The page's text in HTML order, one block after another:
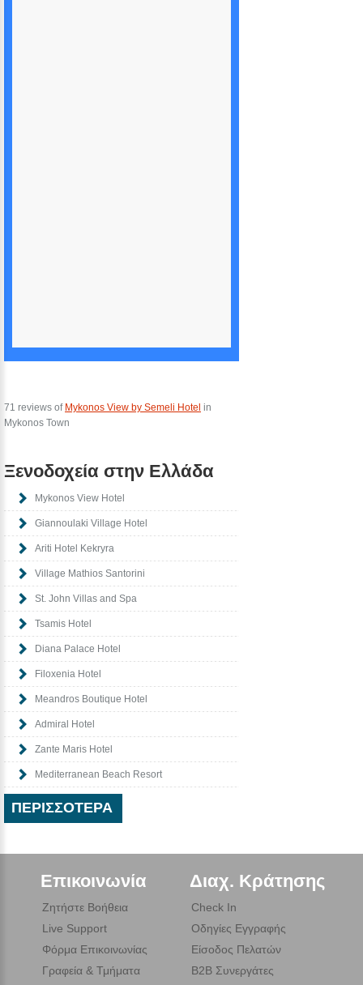
71 reviews of Mykonos View by Semeli Hotel in
Mykonos Town
Ξενοδοχεία στην Ελλάδα
Mykonos View Hotel
Giannoulaki Village Hotel
Ariti Hotel Kekryra
Village Mathios Santorini
St. John Villas and Spa
Tsamis Hotel
Diana Palace Hotel
Filoxenia Hotel
Meandros Boutique Hotel
Admiral Hotel
Zante Maris Hotel
Mediterranean Beach Resort
ΠΕΡΙΣΣΌΤΕΡΑ
Επικοινωνία
Ζητήστε Βοήθεια
Live Support
Φόρμα Επικοινωνίας
Γραφεία & Τμήματα
Διαχ. Κράτησης
Check In
Οδηγίες Εγγραφής
Είσοδος Πελατών
B2B Συνεργάτες